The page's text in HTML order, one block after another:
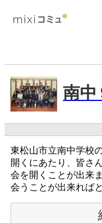
南中
東松山市立南中学校
開くにあたり、皆さ
会を開くことが出来
会うことが出来れば